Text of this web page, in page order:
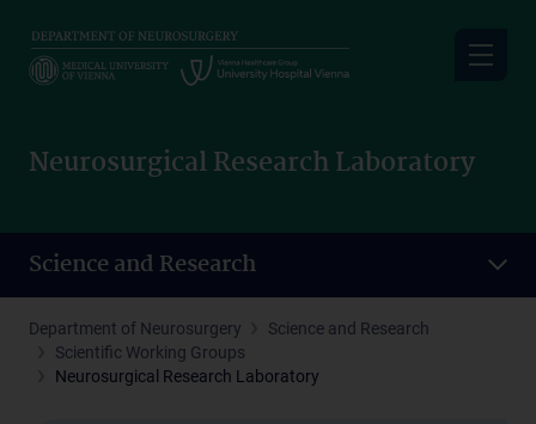
main
Neurosurgical Research Laboratory
Science and Research
Department of Neurosurgery
Science and Research
Scientific Working Groups
Neurosurgical Research Laboratory